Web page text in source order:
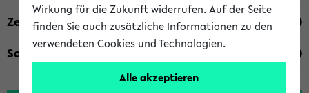
Zeiten
Sonstiges
Wirkung für die Zukunft widerrufen. Auf der Seite
finden Sie auch zusätzliche Informationen zu den
verwendeten Cookies und Technologien.
Alle akzeptieren